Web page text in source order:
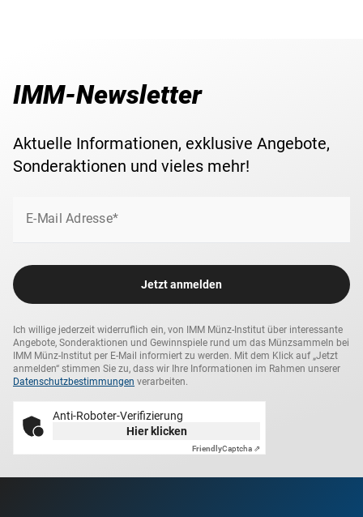
IMM-Newsletter
Aktuelle Informationen, exklusive Angebote,
Sonderaktionen und vieles mehr!
E-Mail Adresse*
Jetzt anmelden
Ich willige jederzeit widerruflich ein, von IMM Münz-Institut über interessante
Angebote, Sonderaktionen und Gewinnspiele rund um das Münzsammeln bei
IMM Münz-Institut per E-Mail informiert zu werden. Mit dem Klick auf „Jetzt
anmelden“ stimmen Sie zu, dass wir Ihre Informationen im Rahmen unserer
Datenschutzbestimmungen verarbeiten.
Anti-Roboter-Verifizierung
Hier klicken
FriendlyCaptcha ⇗